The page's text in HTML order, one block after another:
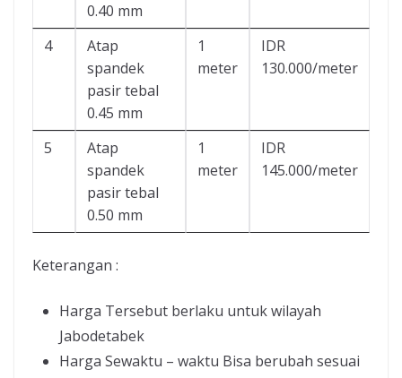
0.40 mm
4
Atap
spandek
pasir tebal
0.45 mm
1
meter
IDR
130.000/meter
5
Atap
spandek
pasir tebal
0.50 mm
1
meter
IDR
145.000/meter
Keterangan :
Harga Tersebut berlaku untuk wilayah
Jabodetabek
Harga Sewaktu – waktu Bisa berubah sesuai